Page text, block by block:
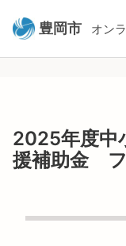
豊岡市 オン
2025年度中
援補助金